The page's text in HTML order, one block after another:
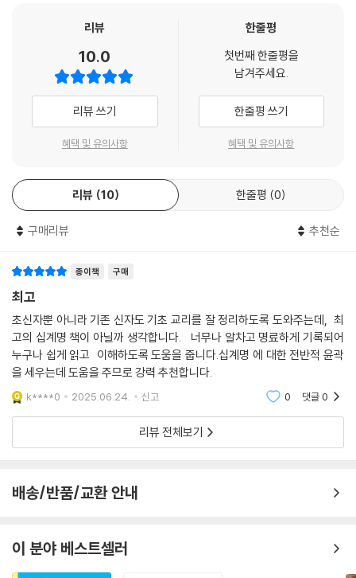
를 보호하는 것은 공동체를 유지하는 데 꼭 필요한 사항입니다. 현대 사회
에서 자본의 힘은 나날이 커지고 있습니다. 재물이 절대적인 가치를 지닌
것처럼 간주되고 있습니다. 돈만 있으면 모든 것을 할 수 있다고 생각합니
다. 따라서 재물을 얻는 것이 인생 최고의 목적이 되어 버렸습니다. 그러나
성경은 재물을 철저히 상대화시킵니다. 그리고 모든 재물들은 인간의 것이
아니라 하나님의 것이라고 합니다. --- 제 8계명, 내 것이라고 모두 내 것
제 10계명은 다른 계명들을 범하게 만드는 생각이나 감정을 금지하는 포
괄적이고 종합적인 계명입니다. 제 10계명은 지금까지 다룬 다른 계명들
이 아니라 자신의 마음을 살펴야 한다는 중요한 진리를 명시합니다. 제 10
된다면, 나머지 아홉 가지 모든 계명을 모두 지키는 것과 같습니다. 신앙의
마지막 단계는 모든 탐욕과 탐심에서 해방되는 것입니다. 하나님의 백성은
모든 탐욕과 탐심의 유혹에서 벗어나 하나님으로부터 받은 것으로 자족하
며 감사하는 삶을 살아야 합니다. --- 제 10계명, 스스로 욕심을 거두는 태
도
--- 본문 중에서
님께 맡기고 약자들을 돌보는 것이나, 사회적 약자가 된 부모를 비롯하여
어려운 이웃을 마음과 물질로 섬기고, 이웃에게 생기와 힘을 북돋아 주는
것 등은 고대 이스라엘 공동체뿐 아니라, 오늘을 살고 있는 우리 그리스도
인들에게도 여전히 적용되는 하나님 나라의 원리다. 본문에서 특히 주목할
점은 ‘~하지 말라’는 부정명령을 십계명의 의미와 정신에 입각해 ‘~하
라’는 긍정명령으로 바꾸어 설명하고 있는 점이다. 따라서 부정명령의 모
호한 느낌을 벗어나 보다 구체적인 실천을 이끌어 낼 수 있다.
흥미롭게도 저자는 이 책에서 열 가지 계명들을 대하고 ‘거룩한 부담감’을
느꼈을 독자들을 위해 에필로그에서 또 하나의 계명을 첨가한다. 즉 11계
명, ‘들키지 말라.’ 그리스도인들의 모든 허물을 세세히 드러내지 않으시고
한 것이 아닐까. 그리고 이 계명들에 당당하지 못한 우리에게 위로가 되는
의는 무엇일까? 십계명은 정의에 대한 그리스도인의 기준을 제시해 준다.
저자는 이 책에서 성경신학자의 풍부한 지식을 알기 쉽게 풀어서, 수천 년
전의 십계명으로 오늘 우리의 삶을 돌아보게 해 준다. 열 계명에 담긴 깊은
뜻이 오늘 이 책을 통해 다시 살아난다.
조성돈(실천신학대학원대학교, 목회사회학연구소장)
리뷰
10.0
리뷰 쓰기
혜택 및 유의사항
한줄평
첫번째 한줄평을
남겨주세요.
한줄평 쓰기
혜택 및 유의사항
리뷰 10 한줄평 0
구매리뷰 추천순
종이책 구매
최고
초신자뿐 아니라 기존 신자도 기초 교리를 잘 정리하도록 도와주는데, 최
고의 십계명 책이 아닐까 생각합니다. 너무나 알차고 명료하게 기록되어
누구나 쉽게 읽고 이해하도록 도움을 줍니다.십계명 에 대한 전반적 윤곽
을 세우는데 도움을 주므로 강력 추천합니다.
k****0 2025.06.24. 신고 0 댓글0
리뷰 전체보기
배송/반품/교환 안내
이 분야 베스트셀러